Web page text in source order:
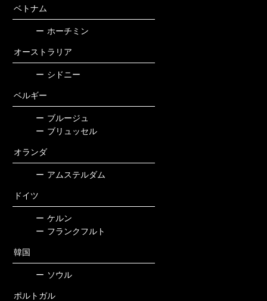
ベトナム
ー ホーチミン
オーストラリア
ー シドニー
ベルギー
ー ブルージュ
ー ブリュッセル
オランダ
ー アムステルダム
ドイツ
ー ケルン
ー フランクフルト
韓国
ー ソウル
ポルトガル